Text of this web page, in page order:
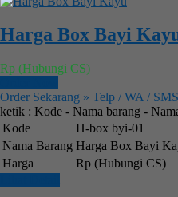
Harga Box Bayi
Rp (Hubungi CS)
Order Sekarang » Telp / WA /
ketik : Kode - Nama barang -
Kode
H-box byi-01
Nama Barang Harga Box Bayi
Harga
Rp (Hubungi CS)